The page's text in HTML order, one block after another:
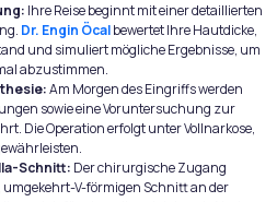
Ihre Reise beginnt mit einer detaillierten
Dr. Engin Öcalbewertet Ihre Hautdicke,
und simuliert mögliche Ergebnisse, um
abzustimmen.
Am Morgen des Eingriffs werden
sowie eine Voruntersuchung zur
Die Operation erfolgt unter Vollnarkose,
Schnitt: Der chirurgische Zugang
V-förmigen Schnitt an der